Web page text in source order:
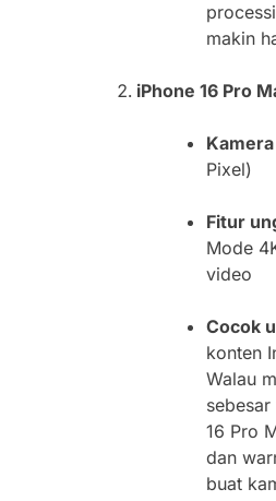
makin
iPhone 16 Pro
Pixel)
Fitur
Mode
video
Cocok
konten
Walau
16 Pro
dan
buat